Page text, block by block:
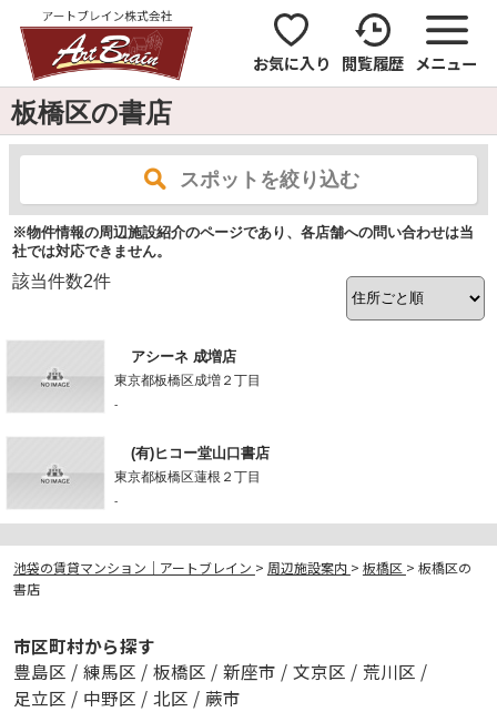
お気に入り 閲覧履歴 メニュー
板橋区の書店
スポットを絞り込む
※物件情報の周辺施設紹介のページであり、各店舗への問い合わせは当
社では対応できません。
該当件数2件
アシーネ 成増店
東京都板橋区成増２丁目
-
(有)ヒコー堂山口書店
東京都板橋区蓮根２丁目
-
池袋の賃貸マンション｜アートブレイン > 周辺施設案内 > 板橋区 > 板橋区の
書店
市区町村から探す
豊島区 / 練馬区 / 板橋区 / 新座市 / 文京区 / 荒川区 /
足立区 / 中野区 / 北区 / 蕨市